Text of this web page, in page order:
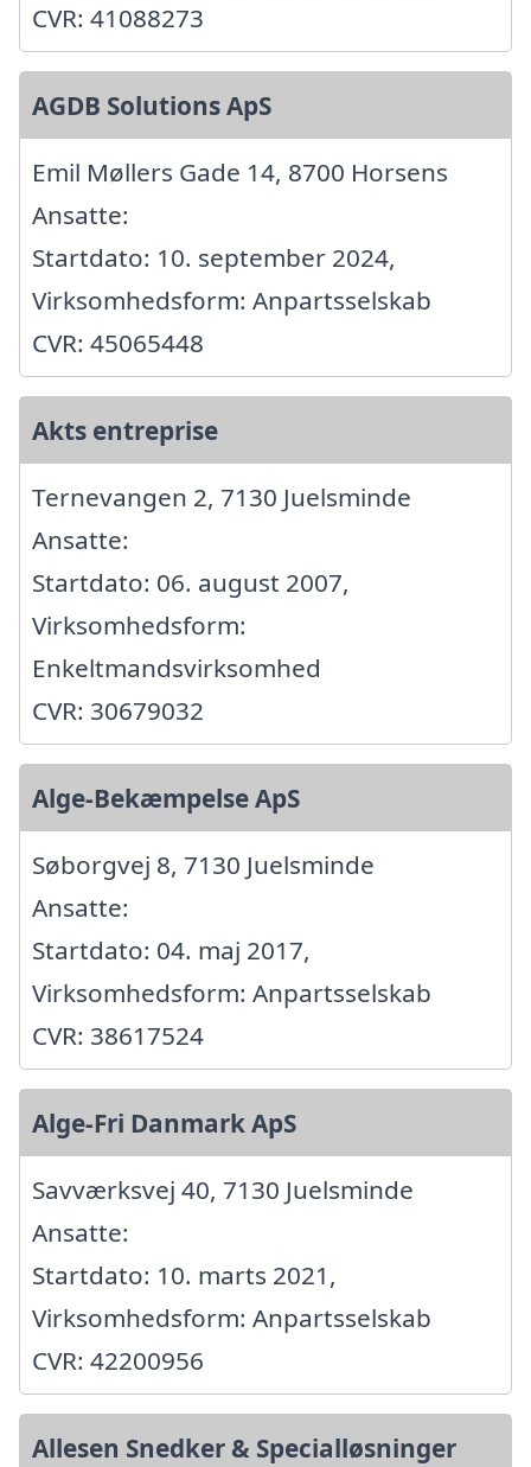
CVR: 41088273
AGDB Solutions ApS
Emil Møllers Gade 14, 8700 Horsens
Ansatte:
Startdato: 10. september 2024,
Virksomhedsform: Anpartsselskab
CVR: 45065448
Akts entreprise
Ternevangen 2, 7130 Juelsminde
Ansatte:
Startdato: 06. august 2007,
Virksomhedsform:
Enkeltmandsvirksomhed
CVR: 30679032
Alge-Bekæmpelse ApS
Søborgvej 8, 7130 Juelsminde
Ansatte:
Startdato: 04. maj 2017,
Virksomhedsform: Anpartsselskab
CVR: 38617524
Alge-Fri Danmark ApS
Savværksvej 40, 7130 Juelsminde
Ansatte:
Startdato: 10. marts 2021,
Virksomhedsform: Anpartsselskab
CVR: 42200956
Allesen Snedker & Specialløsninger